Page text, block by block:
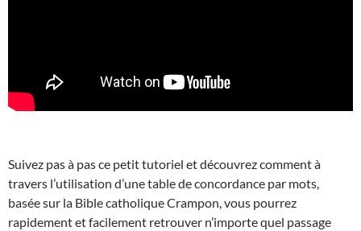
Suivez pas à pas ce petit tutoriel et découvrez comment à
travers l’utilisation d’une table de concordance par mots,
basée sur la Bible catholique Crampon, vous pourrez
rapidement et facilement retrouver n’importe quel passage